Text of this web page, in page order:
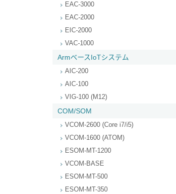
EAC-3000
EAC-2000
EIC-2000
VAC-1000
ArmベースIoTシステム
AIC-200
AIC-100
VIG-100 (M12)
COM/SOM
VCOM-2600 (Core i7/i5)
VCOM-1600 (ATOM)
ESOM-MT-1200
VCOM-BASE
ESOM-MT-500
ESOM-MT-350